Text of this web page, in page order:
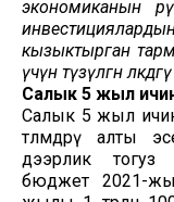
экономиканын
кызыктырган
үчүн түзүлгөн
Салык 5 жыл
Салык 5 жыл
төлөмдөрү алты
дээрлик тогуз
бюджет 2021-